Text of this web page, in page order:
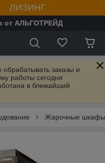
ЛИЗИНГ
от АЛЬГОТРЕЙД
заказы и
работы сегодня
в ближайший
Жарочные шкафы